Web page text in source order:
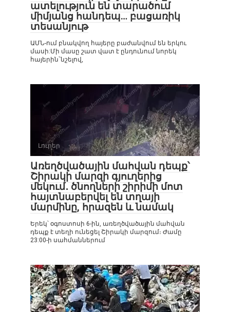
ատելություն են տարածում
միմյանց հանդեպ… բացառիկ
տեսանյութ
ԱՄՆ-ում բնակվող հայերը բաժանվում են երկու
մասի:Մի մասը շատ վատ է ընդունում նորեկ
հայերին`նշելով,
Լուրեր 0
Առեղծվածային մահվան դեպք՝
Շիրակի մարզի գյուղերից
մեկում․ ծնողների շիրիմի մոտ
հայտնաբերվել են տղայի
մարմինը, հրազեն և նամակ
Երեկ՝ օգոստոսի 6-ին, առեղծվածային մահվան
դեպք է տեղի ունեցել Շիրակի մարզում։ Ժամը
23:00-ի սահմաններում